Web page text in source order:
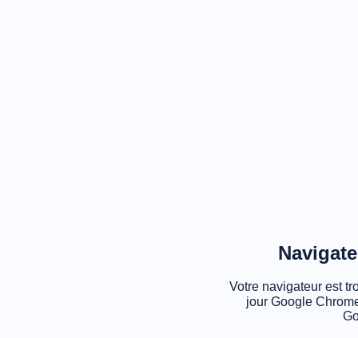
Votre navigateur est
jour Google